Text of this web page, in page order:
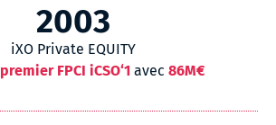
2003
iXO Private EQUITY
premier FPCI iCSO‘1 avec 86M€